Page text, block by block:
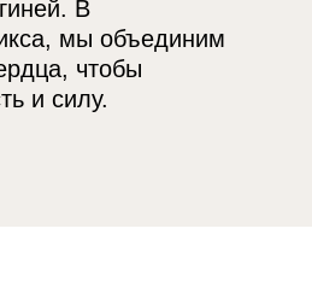
В
мы объединим
чтобы
и силу.